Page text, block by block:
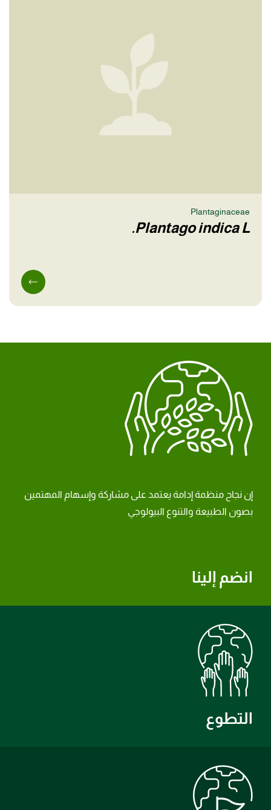
Plantaginaceae
Plantago indica L.
انضم إلينا
إن نجاح منظمة إدامة يعتمد على مشاركة وإسهام المهتمين
بصون الطبيعة والتنوع البيولوجي
التطوع